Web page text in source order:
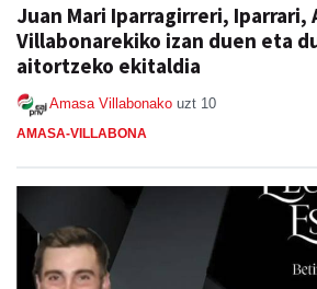
Juan Mari Iparragirreri, Iparrari,
Villabonarekiko izan duen eta
aitortzeko ekitaldia
Amasa Villabonako uzt 10
AMASA-VILLABONA